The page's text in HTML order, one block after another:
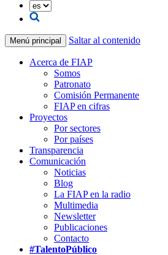
Menú principal Saltar al contenido
Acerca de FIAP
Somos
Patronato
Comisión Permanente
FIAP en cifras
Proyectos
Por sectores
Por países
Transparencia
Comunicación
Noticias
Blog
La FIAP en la radio
Multimedia
Newsletter
Publicaciones
Contacto
#TalentoPúblico